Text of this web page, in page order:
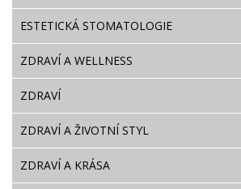
ESTETICKÁ STOMATOLOGIE
ZDRAVÍ A WELLNESS
ZDRAVÍ
ZDRAVÍ A ŽIVOTNÍ STYL
ZDRAVÍ A KRÁSA